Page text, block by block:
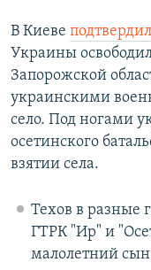
В Киеве
Украины
Запорожской
украинскими
село. Под ногами
осетинского
взятии села.
Техов в разные
ГТРК "Ир" и
малолетний